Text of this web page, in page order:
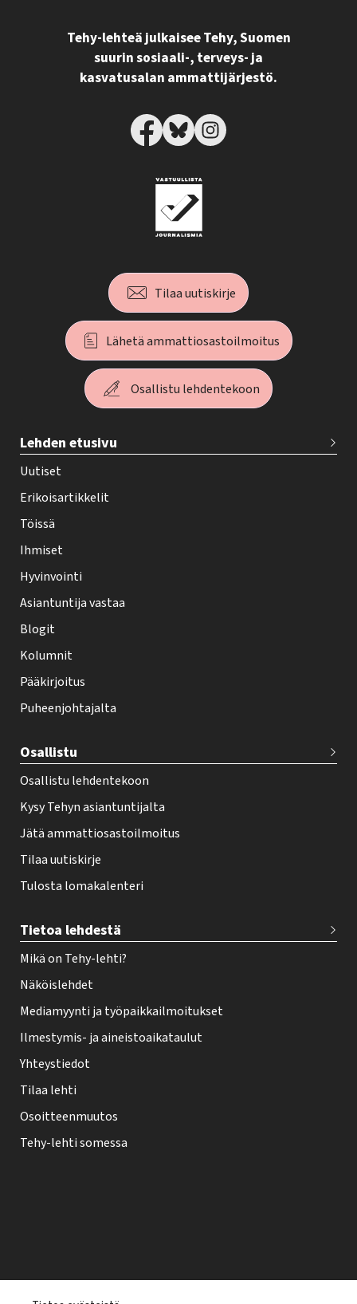
Tehy-lehteä julkaisee Tehy, Suomen
suurin sosiaali-, terveys- ja
kasvatusalan ammattijärjestö.
Tilaa uutiskirje
Lähetä ammattiosastoilmoitus
Osallistu lehdentekoon
e
h
y
-
e
h
t
i
f
o
t
r
Lehden etusivu
Uutiset
Erikoisartikkelit
Töissä
Ihmiset
Hyvinvointi
Asiantuntija vastaa
Blogit
Kolumnit
Pääkirjoitus
Puheenjohtajalta
Osallistu
Osallistu lehdentekoon
Kysy Tehyn asiantuntijalta
Jätä ammattiosastoilmoitus
Tilaa uutiskirje
Tulosta lomakalenteri
Tietoa lehdestä
Mikä on Tehy-lehti?
Näköislehdet
Mediamyynti ja työpaikkailmoitukset
Ilmestymis- ja aineistoaikataulut
Yhteystiedot
Tilaa lehti
Osoitteenmuutos
Tehy-lehti somessa